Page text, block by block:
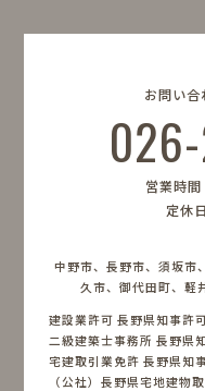
お問い
営業時
定休
中野市、長野市、須坂市
久市、御代田町、軽
建設業許可 長野県知事許
二級建築士事務所 長野県
宅建取引業免許 長野県
（公社）長野県宅地建物